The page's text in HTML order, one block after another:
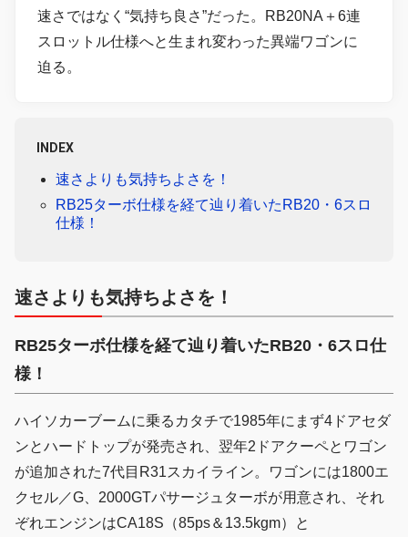
速さではなく“気持ち良さ”だった。RB20NA＋6連
スロットル仕様へと生まれ変わった異端ワゴンに
迫る。
INDEX
速さよりも気持ちよさを！
RB25ターボ仕様を経て辿り着いたRB20・6スロ
仕様！
速さよりも気持ちよさを！
RB25ターボ仕様を経て辿り着いたRB20・6スロ仕
様！
ハイソカーブームに乗るカタチで1985年にまず4ドアセダ
ンとハードトップが発売され、翌年2ドアクーペとワゴン
が追加された7代目R31スカイライン。ワゴンには1800エ
クセル／G、2000GTパサージュターボが用意され、それ
ぞれエンジンはCA18S（85ps＆13.5kgm）と